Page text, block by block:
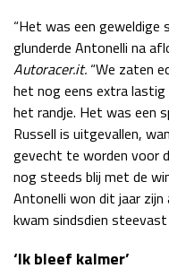
Kwalificatie
Race
Kwalificatie
Race
GP QATAR 2026
GP ABU DHABI
Kwalificatie
Race
“Het was een geweldige
glunderde Antonelli na
Autoracer.it. “We zaten
het nog eens extra
het randje. Het was een
Russell is uitgevallen,
gevecht te worden voor
nog steeds blij met de
Antonelli won dit jaar zijn
kwam sindsdien
‘Ik bleef kalmer’